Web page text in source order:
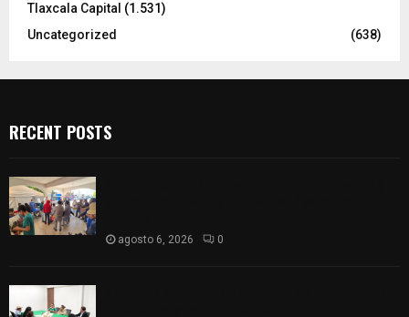
Tlaxcala Capital (1.531)
Uncategorized
(638)
RECENT POSTS
agosto 6, 2026 0